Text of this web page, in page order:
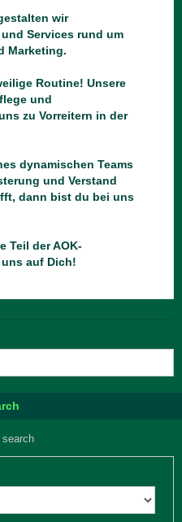
wir
Services rund um
Marketing.
Routine! Unsere
und
zu Vorreitern in der
dynamischen Teams
und Verstand
dann bist du bei uns
Teil der AOK-
auf Dich!